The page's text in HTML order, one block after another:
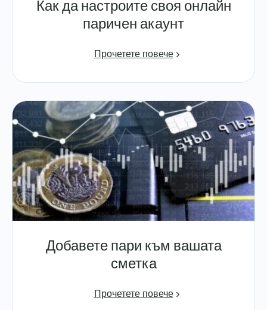
Как да настроите своя онлайн
паричен акаунт
Прочетете повече
Добавете пари към вашата
сметка
Прочетете повече